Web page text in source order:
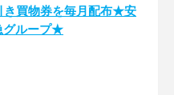
き買物券を毎月配布★安
グループ★